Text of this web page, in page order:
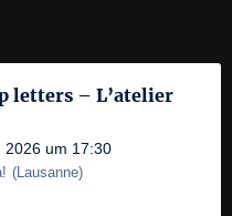
letters – L’atelier
2026 um 17:30
(Lausanne)